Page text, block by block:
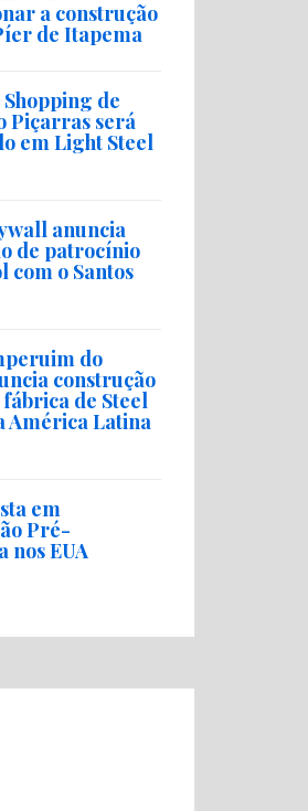
a construção
de Itapema
de
Piçarras será
em Light Steel
anuncia
de patrocínio
com o Santos
do
construção
de Steel
América Latina
em
Pré-
nos EUA